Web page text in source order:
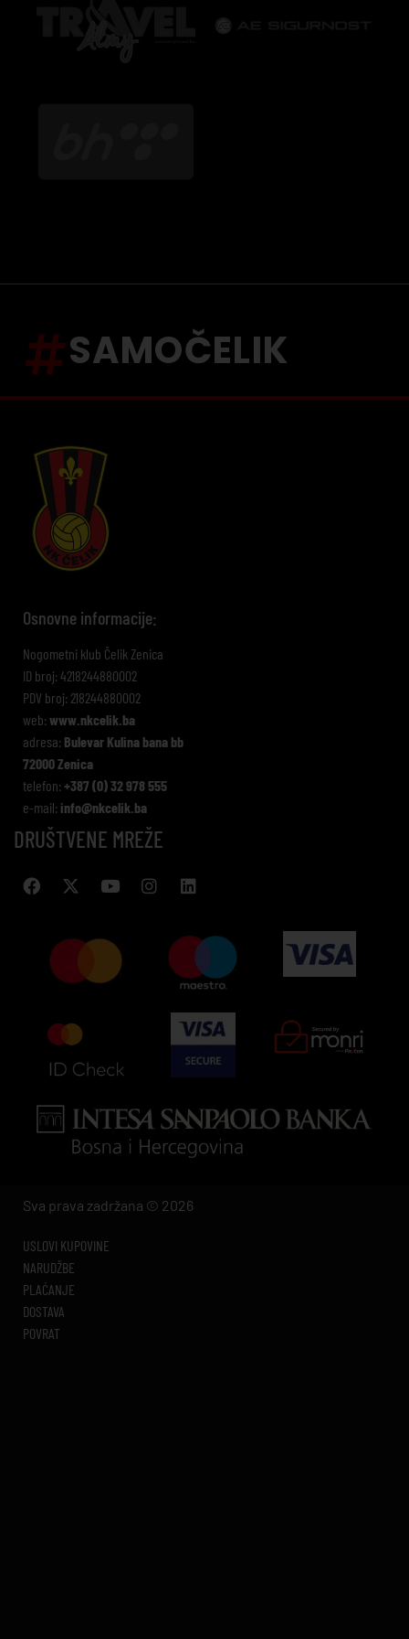
SAMOČELIK
Osnovne informacije:
Nogometni klub Čelik Zenica
ID broj: 4218244880002
PDV broj: 218244880002
web: www.nkcelik.ba
adresa: Bulevar Kulina bana bb
72000 Zenica
telefon: +387 (0) 32 978 555
e-mail: info@nkcelik.ba
DRUŠTVENE MREŽE
Sva prava zadržana © 2026
USLOVI KUPOVINE
NARUDŽBE
PLAĆANJE
DOSTAVA
POVRAT